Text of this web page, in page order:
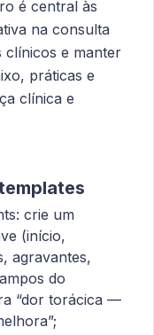
é central às
na consulta
clínicos e manter
práticas e
clínica e
crie um
(início,
agravantes,
do
“dor torácica —